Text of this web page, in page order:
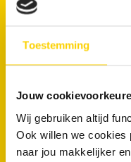
Toestemming
Jouw
Wij gebruiken altijd
Ook willen we cookies
naar jou makkelijker
Water omhoogkomt
Er sprake is van
RRS is 24 uur per dag
Wil je direct van je